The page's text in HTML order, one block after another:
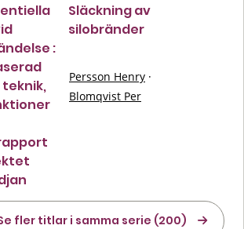
:
Släckning av
silobränder
Persson Henry ·
Blomqvist Per
fler titlar i samma serie (200)